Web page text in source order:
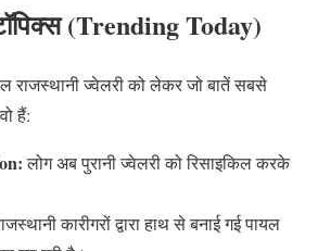
(Trending Today)
राजस्थानी ज्वेलरी को लेकर जो बातें सबसे
हैं:
लोग अब पुरानी ज्वेलरी को रिसाइकिल करके
कारीगरों द्वारा हाथ से बनाई गई पायल